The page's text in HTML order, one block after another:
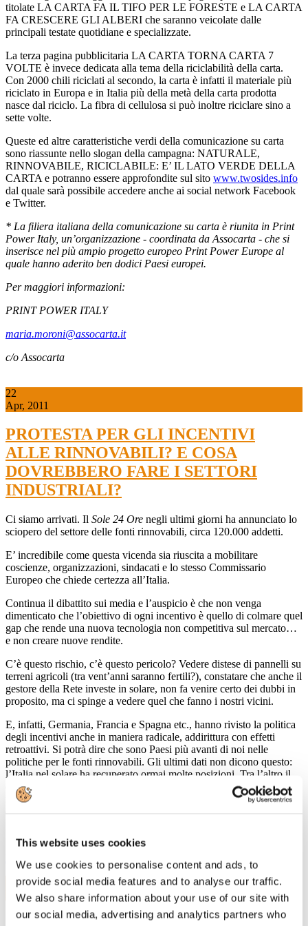
This website uses cookies
We use cookies to personalise content and ads, to
provide social media features and to analyse our traffic.
We also share information about your use of our site with
our social media, advertising and analytics partners who
titolate LA CARTA FA IL TIFO PER LE FORESTE e LA CARTA
FA CRESCERE GLI ALBERI che saranno veicolate dalle
principali testate quotidiane e specializzate.
La terza pagina pubblicitaria LA CARTA TORNA CARTA 7
VOLTE è invece dedicata alla tema della riciclabilità della carta.
Con 2000 chili riciclati al secondo, la carta è infatti il materiale più
riciclato in Europa e in Italia più della metà della carta prodotta
nasce dal riciclo. La fibra di cellulosa si può inoltre riciclare sino a
sette volte.
Queste ed altre caratteristiche verdi della comunicazione su carta
sono riassunte nello slogan della campagna: NATURALE,
RINNOVABILE, RICICLABILE: E’ IL LATO VERDE DELLA
CARTA e potranno essere approfondite sul sito www.twosides.info
dal quale sarà possibile accedere anche ai social network Facebook
e Twitter.
* La filiera italiana della comunicazione su carta è riunita in Print
Power Italy, un’organizzazione - coordinata da Assocarta - che si
inserisce nel più ampio progetto europeo Print Power Europe al
quale hanno aderito ben dodici Paesi europei.
Per maggiori informazioni:
PRINT POWER ITALY
maria.moroni@assocarta.it
c/o Assocarta
22
Apr, 2011
PROTESTA PER GLI INCENTIVI
ALLE RINNOVABILI? E COSA
DOVREBBERO FARE I SETTORI
INDUSTRIALI?
Ci siamo arrivati. Il Sole 24 Ore negli ultimi giorni ha annunciato lo
sciopero del settore delle fonti rinnovabili, circa 120.000 addetti.
E’ incredibile come questa vicenda sia riuscita a mobilitare
coscienze, organizzazioni, sindacati e lo stesso Commissario
Europeo che chiede certezza all’Italia.
Continua il dibattito sui media e l’auspicio è che non venga
dimenticato che l’obiettivo di ogni incentivo è quello di colmare quel
gap che rende una nuova tecnologia non competitiva sul mercato…
e non creare nuove rendite.
C’è questo rischio, c’è questo pericolo? Vedere distese di pannelli su
terreni agricoli (tra vent’anni saranno fertili?), constatare che anche il
gestore della Rete investe in solare, non fa venire certo dei dubbi in
proposito, ma ci spinge a vedere quel che fanno i nostri vicini.
E, infatti, Germania, Francia e Spagna etc., hanno rivisto la politica
degli incentivi anche in maniera radicale, addirittura con effetti
retroattivi. Si potrà dire che sono Paesi più avanti di noi nelle
politiche per le fonti rinnovabili. Gli ultimi dati non dicono questo:
l’Italia nel solare ha recuperato ormai molte posizioni. Tra l’altro il
dibattito sembra ignorare che i costi per gli incentivi alle fonti
rinnovabili vengono pagati nella bolletta da ognuno di noi e non
dalla fiscalità generale.
Leggi di più
Mar, 2011